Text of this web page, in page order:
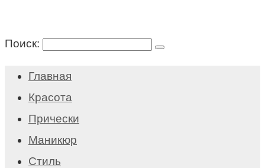
Поиск:
Главная
Красота
Прически
Маникюр
Стиль